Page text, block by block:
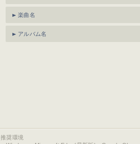
楽曲名
アルバム名
推奨環境